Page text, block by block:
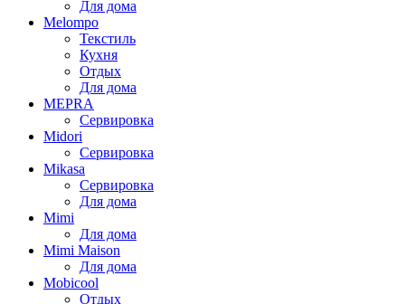
Для дома
Melompo
Текстиль
Кухня
Отдых
Для дома
MEPRA
Сервировка
Midori
Сервировка
Mikasa
Сервировка
Для дома
Mimi
Для дома
Mimi Maison
Для дома
Mobicool
Отдых